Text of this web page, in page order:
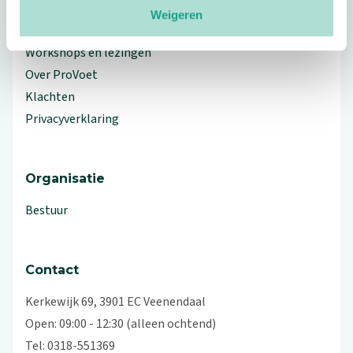
Weigeren
Workshops en lezingen
Over ProVoet
Klachten
Privacyverklaring
Organisatie
Bestuur
Contact
Kerkewijk 69, 3901 EC Veenendaal
Open: 09:00 - 12:30 (alleen ochtend)
Tel: 0318-551369